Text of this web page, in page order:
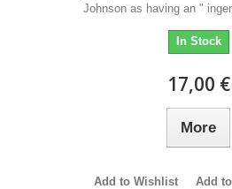
Johnson as having an "
In Stock
17,00 €
More
Add to Wishlist Add